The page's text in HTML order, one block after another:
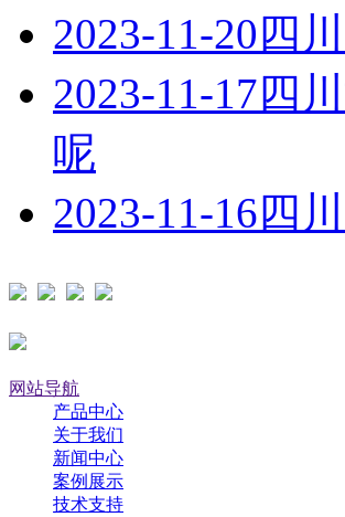
2023-11-20 四
2023-11-17四
呢
2023-11-16四
网站导航
产品中心
关于我们
新闻中心
案例展示
技术支持